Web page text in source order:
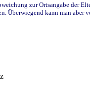
zur Ortsangabe der
Überwiegend kann man aber